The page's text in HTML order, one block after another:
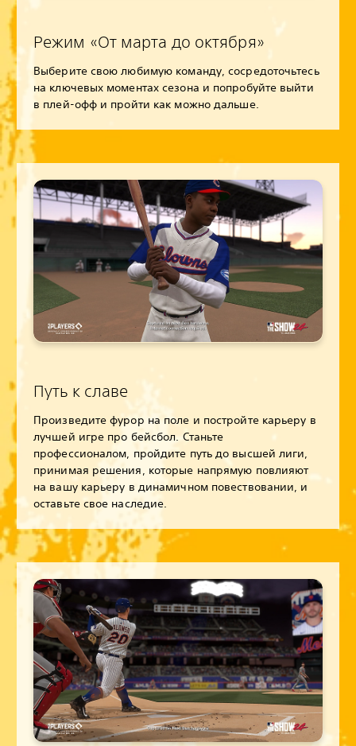
Режим «От марта до октября»
Выберите свою любимую команду, сосредоточьтесь
на ключевых моментах сезона и попробуйте выйти
в плей-офф и пройти как можно дальше.
Путь к славе
Произведите фурор на поле и постройте карьеру в
лучшей игре про бейсбол. Станьте
профессионалом, пройдите путь до высшей лиги,
принимая решения, которые напрямую повлияют
на вашу карьеру в динамичном повествовании, и
оставьте свое наследие.